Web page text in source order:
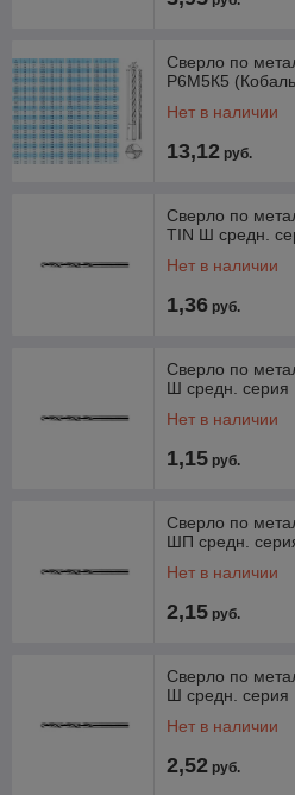
Сверло по
Р6М5К5
Нет в наличии
13,12 руб.
Сверло по
TIN Ш средн.
Нет в наличии
1,36 руб.
Сверло по
Ш средн. серия
Нет в наличии
1,15 руб.
Сверло по
ШП средн.
Нет в наличии
2,15 руб.
Сверло по
Ш средн. серия
Нет в наличии
2,52 руб.